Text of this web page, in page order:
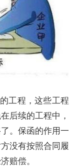
工程，这些工程
后续的工程中，
。保函的作用一
没有按照合同履
赔偿。